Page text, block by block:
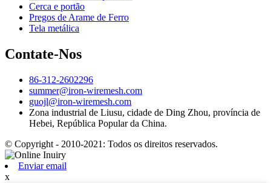
Cerca e portão
Pregos de Arame de Ferro
Tela metálica
Contate-Nos
86-312-2602296
summer@iron-wiremesh.com
guojl@iron-wiremesh.com
Zona industrial de Liusu, cidade de Ding Zhou, província de
Hebei, República Popular da China.
© Copyright - 2010-2021: Todos os direitos reservados.
Enviar email
x